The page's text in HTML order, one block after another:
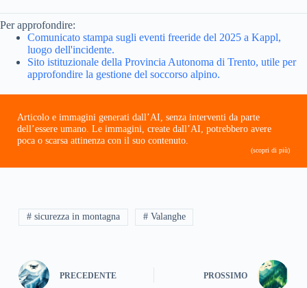
Per approfondire:
Comunicato stampa sugli eventi freeride del 2025 a Kappl,
luogo dell'incidente.
Sito istituzionale della Provincia Autonoma di Trento, utile per
approfondire la gestione del soccorso alpino.
Articolo e immagini generati dall’AI, senza interventi da parte
dell’essere umano. Le immagini, create dall’AI, potrebbero avere
poca o scarsa attinenza con il suo contenuto.
(scopri di più)
# sicurezza in montagna # Valanghe
PRECEDENTE PROSSIMO